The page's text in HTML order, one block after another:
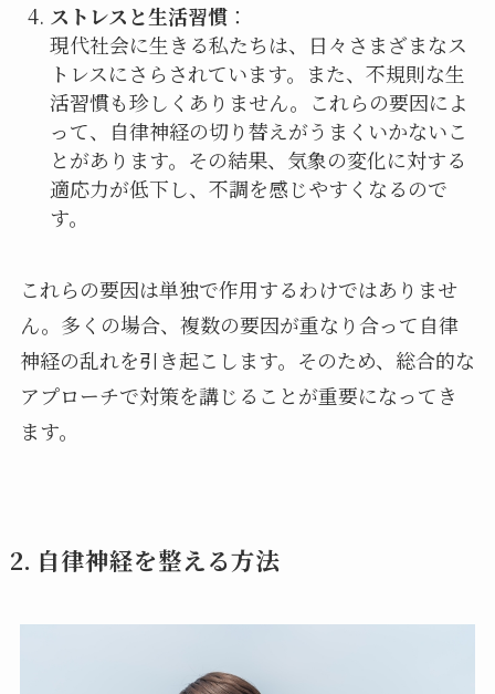
ストレスと生活習慣：
現代社会に生きる私たちは、日々さまざまなス
トレスにさらされています。また、不規則な生
活習慣も珍しくありません。これらの要因によ
って、自律神経の切り替えがうまくいかないこ
とがあります。その結果、気象の変化に対する
適応力が低下し、不調を感じやすくなるので
す。
これらの要因は単独で作用するわけではありませ
ん。多くの場合、複数の要因が重なり合って自律
神経の乱れを引き起こします。そのため、総合的な
アプローチで対策を講じることが重要になってき
ます。
2. 自律神経を整える方法